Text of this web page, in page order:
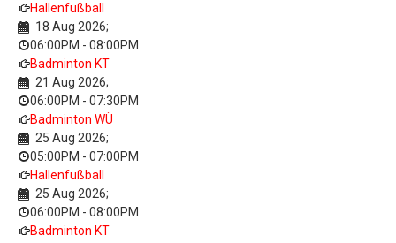
Hallenfußball
18 Aug 2026;
06:00PM - 08:00PM
Badminton KT
21 Aug 2026;
06:00PM - 07:30PM
Badminton WÜ
25 Aug 2026;
05:00PM - 07:00PM
Hallenfußball
25 Aug 2026;
06:00PM - 08:00PM
Badminton KT